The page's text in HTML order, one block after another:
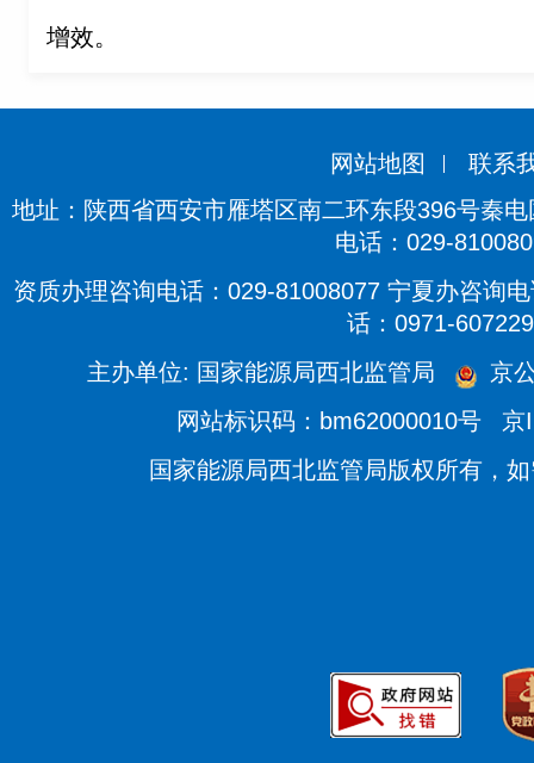
增效。
网站地图
联系
地址：陕西省西安市雁塔区南二环东段396号秦
电话：029-
资质办理咨询电话：029-81008077 宁夏办咨询
话：0971-
主办单位: 国家能源局西北监管局
京
网站标识码：bm62000010号
京
国家能源局西北监管局版权所有，